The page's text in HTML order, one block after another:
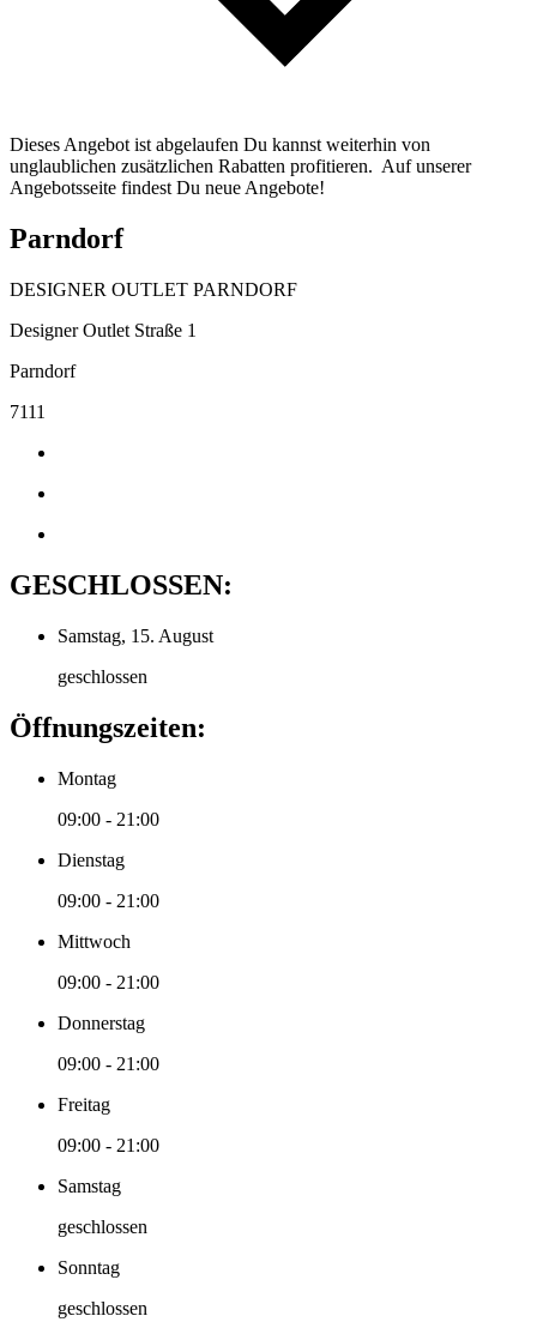
Dieses Angebot ist abgelaufen Du kannst weiterhin von
unglaublichen zusätzlichen Rabatten profitieren. Auf unserer
Angebotsseite findest Du neue Angebote!
Parndorf
DESIGNER OUTLET PARNDORF
Designer Outlet Straße 1
Parndorf
7111
GESCHLOSSEN:
Samstag, 15. August
geschlossen
Öffnungszeiten:
Montag
09:00 - 21:00
Dienstag
09:00 - 21:00
Mittwoch
09:00 - 21:00
Donnerstag
09:00 - 21:00
Freitag
09:00 - 21:00
Samstag
geschlossen
Sonntag
geschlossen